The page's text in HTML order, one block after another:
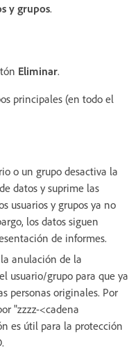
y grupos.
Eliminar.
principales (en todo el
o un grupo desactiva la
datos y suprime las
usuarios y grupos ya no
los datos siguen
de informes.
anulación de la
usuario/grupo para que ya
personas originales. Por
"zzzz-<cadena
es útil para la protección